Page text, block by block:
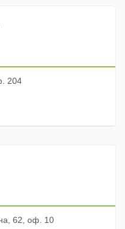
204
62, оф. 10